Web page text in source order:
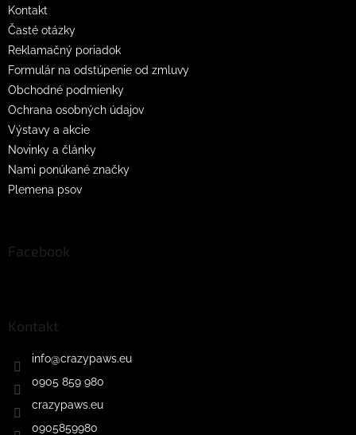
Kontakt
Časté otázky
Reklamačný poriadok
Formulár na odstúpenie od zmluvy
Obchodné podmienky
Ochrana osobných údajov
Výstavy a akcie
Novinky a články
Nami ponúkané značky
Plemena psov
Facebook
Kontakt
info@crazypaws.eu
0905 859 980
crazypaws.eu
0905859980